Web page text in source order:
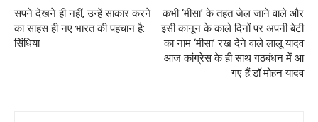
सपने देखने ही नहीं, उन्हें साकार करने
का साहस ही नए भारत की पहचान है:
सिंधिया
कभी ‘मीसा’ के तहत जेल जाने वाले और
इसी कानून के काले दिनों पर अपनी बेटी
का नाम ‘मीसा’ रख देने वाले लालू यादव
आज कांग्रेस के ही साथ गठबंधन में आ
गए हैं:डॉ मोहन यादव